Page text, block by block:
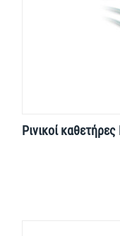
Ρινικοί